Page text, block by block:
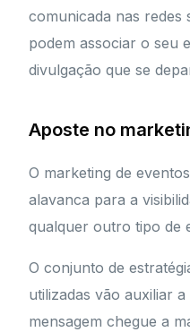
comunicada nas redes
podem associar o seu
divulgação que se
Aposte no
O marketing de
alavanca para a
qualquer outro tipo de
O conjunto de
utilizadas vão auxiliar
mensagem chegue a